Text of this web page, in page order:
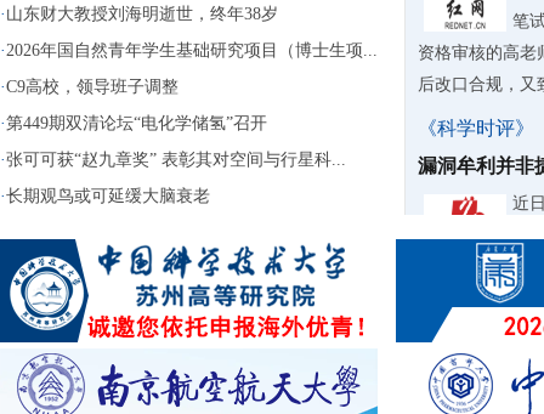
· 山东财大教授刘海明逝世，终年38岁
·2026年国自然青年学生基础研究项目（博士生项...
·C9高校，领导班子调整
·第449期双清论坛“电化学储氢”召开
·张可可获“赵九章奖” 表彰其对空间与行星科...
·长期观鸟或可延缓大脑衰老
笔
资格审核的高老
后改口合规，又
《科学时评》
漏洞牟利并非
近
台“
钱“
用还大肆转卖
同参与，最终因